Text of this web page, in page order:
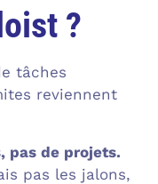
?
tâches
reviennent
pas de projets.
pas les jalons,